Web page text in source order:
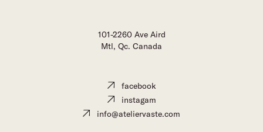
101-2260 Ave Aird
Mtl, Qc. Canada
facebook
instagam
info@ateliervaste.com